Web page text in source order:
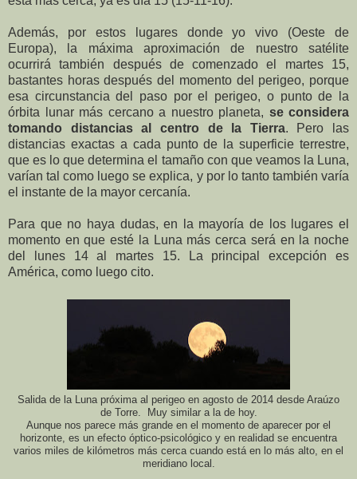
Además, por estos lugares donde yo vivo (Oeste de
Europa), la máxima aproximación de nuestro satélite
ocurrirá también después de comenzado el martes 15,
bastantes horas después del momento del perigeo, porque
esa circunstancia del paso por el perigeo, o punto de la
órbita lunar más cercano a nuestro planeta, se considera
tomando distancias al centro de la Tierra. Pero las
distancias exactas a cada punto de la superficie terrestre,
que es lo que determina el tamaño con que veamos la Luna,
varían tal como luego se explica, y por lo tanto también varía
el instante de la mayor cercanía.
Para que no haya dudas, en la mayoría de los lugares el
momento en que esté la Luna más cerca será en la noche
del lunes 14 al martes 15. La principal excepción es
América, como luego cito.
Salida de la Luna próxima al perigeo en agosto de 2014 desde Araúzo
de Torre. Muy similar a la de hoy.
Aunque nos parece más grande en el momento de aparecer por el
horizonte, es un efecto óptico-psicológico y en realidad se encuentra
varios miles de kilómetros más cerca cuando está en lo más alto, en el
meridiano local.